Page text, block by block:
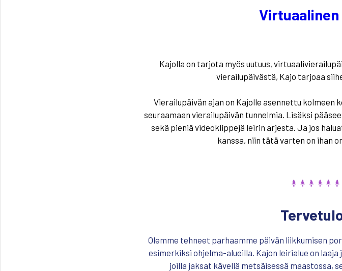
Kajolla on tarjota myös uutuus,
vierailupäivästä, Kajo tarjoaa
Vierailupäivän ajan on Kajolle asennettu
seuraamaan vierailupäivän tunnelmia. Lisäksi
sekä pieniä videoklippejä leirin arjesta. Ja jos
kanssa, niin tätä varten on ihan
Olemme tehneet parhaamme päivän liikkumisen
esimerkiksi ohjelma-alueilla. Kajon leirialue on
joilla jaksat kävellä metsäisessä maastossa,